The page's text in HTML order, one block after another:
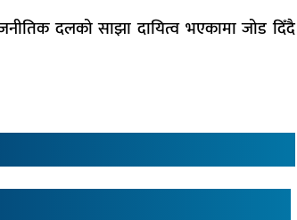
दलको साझा दायित्व भएकामा जोड दिँदै